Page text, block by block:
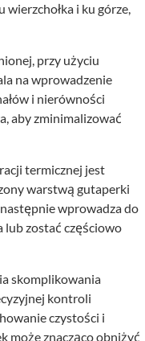
i ku górze,
przy użyciu
na wprowadzenie
i nierówności
aby zminimalizować
termicznej jest
warstwą gutaperki
wprowadza do
lub zostać częściowo
skomplikowania
kontroli
czystości i
może znacząco obniżyć